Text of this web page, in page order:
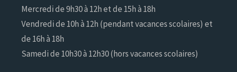
Mercredi de 9h30 à 12h et de 15h à 18h
Vendredi de 10h à 12h (pendant vacances scolaires) et
de 16h à 18h
Samedi de 10h30 à 12h30 (hors vacances scolaires)